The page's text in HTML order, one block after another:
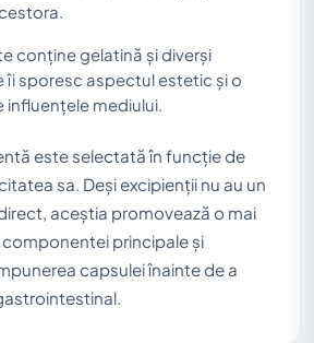
conține gelatină și diverși
îi sporesc aspectul estetic și o
influențele mediului.
este selectată în funcție de
sa. Deși excipienții nu au un
aceștia promovează o mai
principale și
capsulei înainte de a